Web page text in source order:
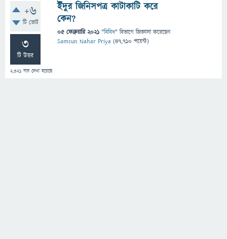
+6
টি ভোট
3
টি উত্তর
2,321 বার দেখা হয়েছে
ইঁদুর জিনিসপত্র কাটাকাটি করে
কেন?
05 ফেব্রুয়ারি 2021 "বিবিধ" বিভাগে জিজ্ঞাসাকরেছেন
Samsun Nahar Priya (47,710 পয়েন্ট)